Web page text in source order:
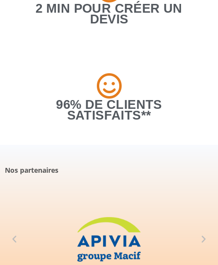
2 MIN POUR CRÉER UN
DEVIS
96% DE CLIENTS
SATISFAITS**
Nos partenaires